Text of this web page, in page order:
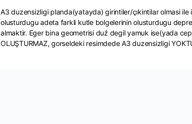
A3 duzensizligi planda(yatayda) girintiler/çıkintilar olmasi
olusturdugu adeta farkli kutle bolgelerinin olusturdugu
almaktir. Eger bina geometrisi duź degil yamuk ise(yada
OLUŞTURMAZ, gorseldeki resimdede A3 duzensizligi